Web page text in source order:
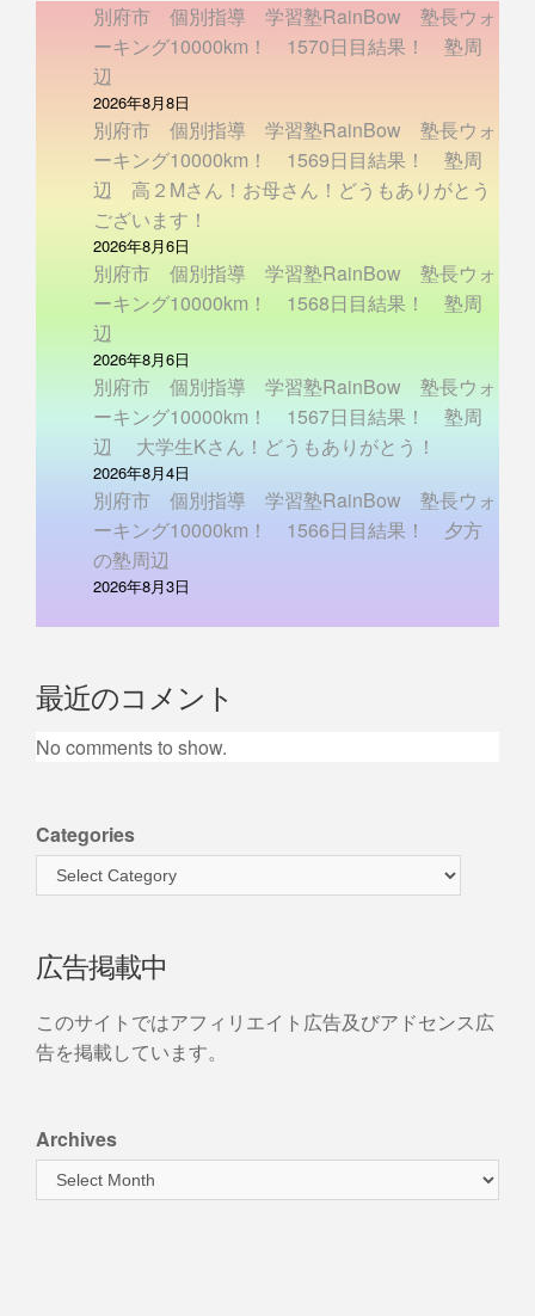
別府市 個別指導 学習塾RainBow 塾長ウォ
ーキング10000km！ 1570日目結果！ 塾周
辺
2026年8月8日
別府市 個別指導 学習塾RainBow 塾長ウォ
ーキング10000km！ 1569日目結果！ 塾周
辺 高２Mさん！お母さん！どうもありがとう
ございます！
2026年8月6日
別府市 個別指導 学習塾RainBow 塾長ウォ
ーキング10000km！ 1568日目結果！ 塾周
辺
2026年8月6日
別府市 個別指導 学習塾RainBow 塾長ウォ
ーキング10000km！ 1567日目結果！ 塾周
辺 大学生Kさん！どうもありがとう！
2026年8月4日
別府市 個別指導 学習塾RainBow 塾長ウォ
ーキング10000km！ 1566日目結果！ 夕方
の塾周辺
2026年8月3日
最近のコメント
No comments to show.
Categories
広告掲載中
このサイトではアフィリエイト広告及びアドセンス広
告を掲載しています。
Archives